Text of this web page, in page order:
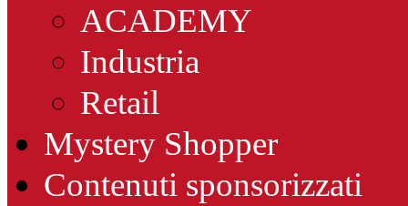
ACADEMY
Industria
Retail
Mystery Shopper
Contenuti sponsorizzati